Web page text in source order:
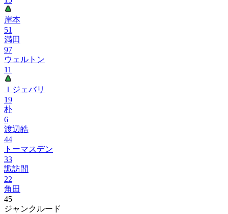
岸本
51
満田
97
ウェルトン
11
Ｉジェバリ
19
朴
6
渡辺皓
44
トーマスデン
33
諏訪間
22
角田
45
ジャンクルード